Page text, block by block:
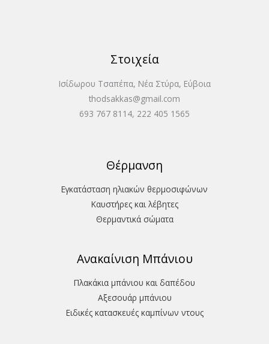
Στοιχεία
Ισίδωρου Τσαπέπα, Νέα Στύρα, Εύβοια
thodsakkas@gmail.com
693 767 8114, 222 405 1565
Θέρμανση
Εγκατάσταση ηλιακών θερμοσιφώνων
Καυστήρες και λέβητες
Θερμαντικά σώματα
Ανακαίνιση Μπάνιου
Πλακάκια μπάνιου και δαπέδου
Aξεσουάρ μπάνιου
Ειδικές κατασκευές καμπίνων ντους